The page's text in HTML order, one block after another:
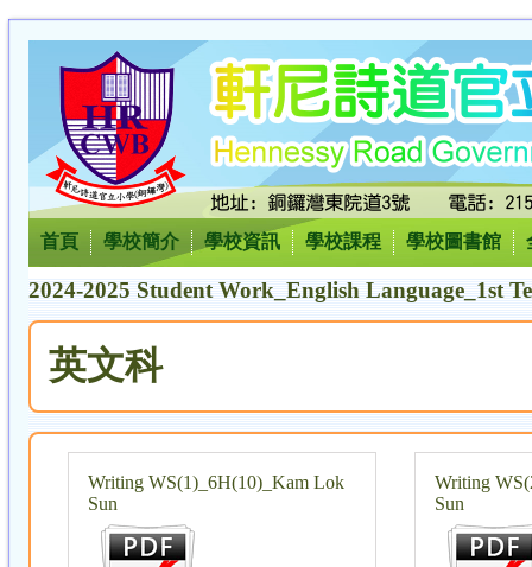
首頁 學校簡介 學校資訊 學校課程 學校圖書館
2024-2025 Student Work_English Language_1st
英文科
Writing WS(1)_6H(10)_Kam Lok
Sun
Writing
Sun